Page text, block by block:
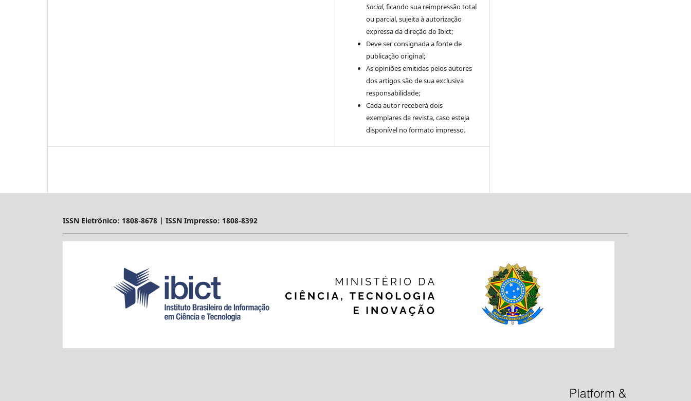
Social, ficando sua reimpressão total
ou parcial, sujeita à autorização
expressa da direção do Ibict;
Deve ser consignada a fonte de
publicação original;
As opiniões emitidas pelos autores
dos artigos são de sua exclusiva
responsabilidade;
Cada autor receberá dois
exemplares da revista, caso esteja
disponível no formato impresso.
ISSN Eletrônico: 1808-8678 | ISSN Impresso: 1808-8392